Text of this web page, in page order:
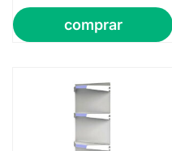
comprar